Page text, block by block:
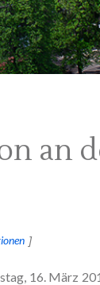
an
16. März